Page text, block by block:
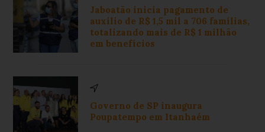
Jaboatão inicia pagamento de
auxílio de R$ 1,5 mil a 706 famílias,
totalizando mais de R$ 1 milhão
em benefícios
Governo de SP inaugura
Poupatempo em Itanhaém